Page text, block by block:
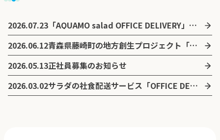
2026.07.23
「AQUAMO salad OFFICE DELIVERY」に週替わりのライスBOXとデリサンドが新登場
2026.06.12
青森県藤崎町の地方創生プロジェクト「ふじさきアクアポニックスタウン」の立ち上げを支援
2026.05.13正社員募集のお知らせ
2026.03.02
サラダの社食配送サービス「OFFICE DELIVERY」を開始